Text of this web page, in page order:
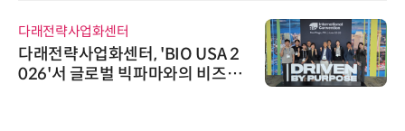
씨앤에프시스템
씨앤에프시스템, 오웬스그룹과 공
공 ERP·DX 사업 협력